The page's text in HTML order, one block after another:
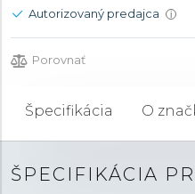
Autorizovaný predajca i
Porovnať
Špecifikácia O
ŠPECIFIKÁCIA